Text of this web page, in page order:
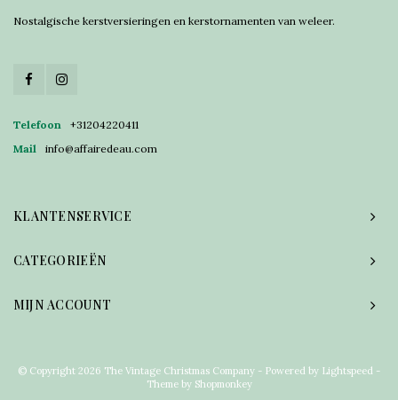
Nostalgische kerstversieringen en kerstornamenten van weleer.
Telefoon
+31204220411
Mail
info@affairedeau.com
KLANTENSERVICE
CATEGORIEËN
MIJN ACCOUNT
© Copyright 2026 The Vintage Christmas Company - Powered by Lightspeed -
Theme by Shopmonkey